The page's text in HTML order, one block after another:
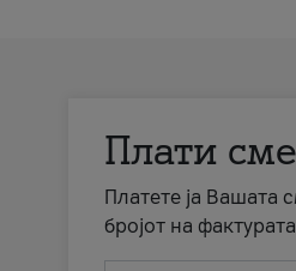
Плати
Платете ја Вашата
бројот на